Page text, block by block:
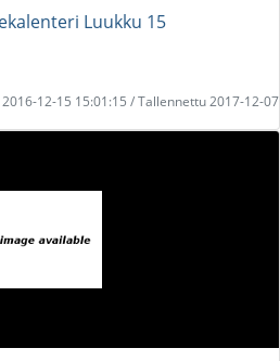
Luukku 15
2016-12-15 15:01:15 / Tallennettu 2017-12-07